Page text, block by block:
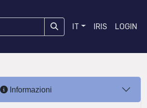
IT IRIS LOGIN
Informazioni